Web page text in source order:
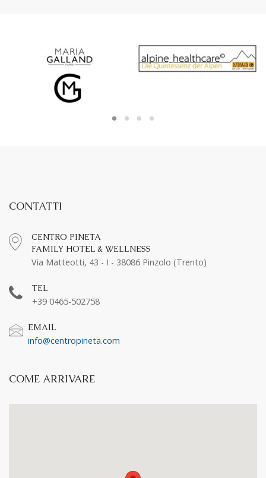
CONTATTI
CENTRO PINETA
FAMILY HOTEL & WELLNESS
Via Matteotti, 43 - I - 38086 Pinzolo (Trento)
TEL
+39 0465-502758
EMAIL
info@centropineta.com
COME ARRIVARE